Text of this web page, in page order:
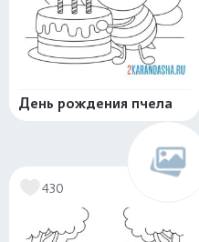
День рождения пчела
430